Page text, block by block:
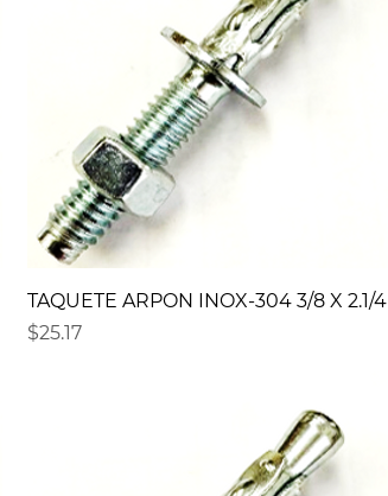
TAQUETE ARPON INOX-304 3/8 X 2.1/4
Precio
$25.17